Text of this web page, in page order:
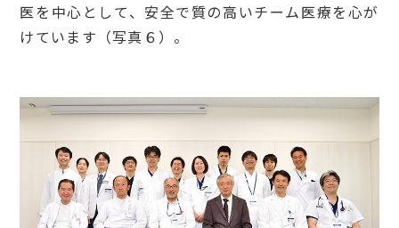
医を中心として、安全で質の高いチーム医療を心が
けています（写真６）。